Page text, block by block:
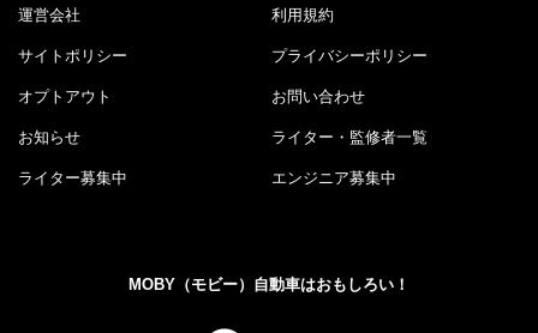
運営会社 利用規約
サイトポリシー プライバシーポリシー
オプトアウト お問い合わせ
お知らせ ライター・監修者一覧
ライター募集中 エンジニア募集中
MOBY（モビー）自動車はおもしろい！